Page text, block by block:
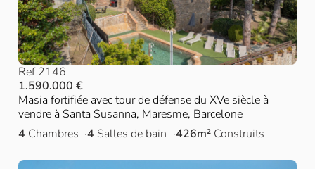
Ref 2146
1.590.000 €
Masia fortifiée avec tour de défense du XVe siècle à
vendre à Santa Susanna, Maresme, Barcelone
4 Chambres 4 Salles de bain 426m² Construits